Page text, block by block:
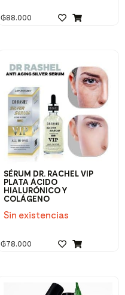
₲88.000
SÉRUM DR. RACHEL VIP
PLATA ÁCIDO
HIALURÓNICO Y
COLÁGENO
Sin existencias
₲78.000